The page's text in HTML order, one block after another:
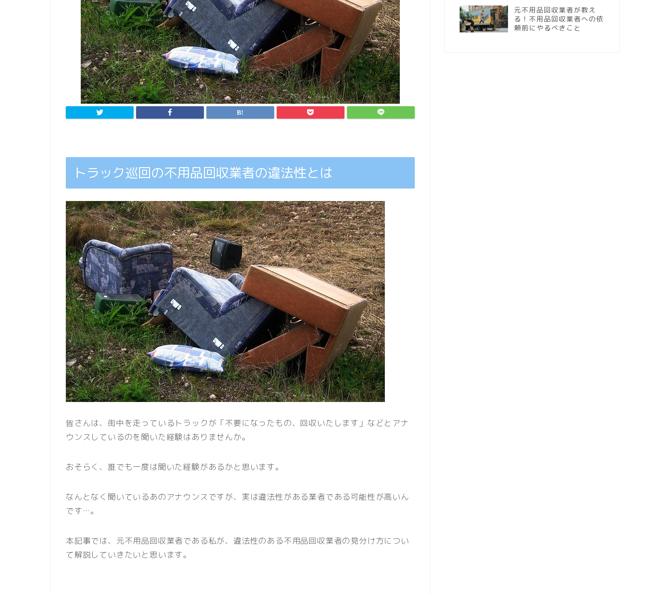
トラック巡回の不用品回収業者の違法性とは
皆さんは、街中を走っているトラックが「不要になったもの、回収いたします」などとアナ
ウンスしているのを聞いた経験はありませんか。
おそらく、誰でも一度は聞いた経験があるかと思います。
なんとなく聞いているあのアナウンスですが、実は違法性がある業者である可能性が高いん
です…。
本記事では、元不用品回収業者である私が、違法性のある不用品回収業者の見分け方につい
て解説していきたいと思います。
元不用品回収業者が教え
る！不用品回収業者への依
頼前にやるべきこと